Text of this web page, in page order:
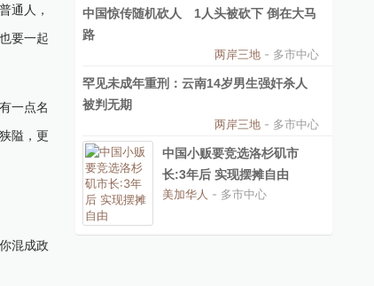
通人，
要一起
一点名
隘，更
混成政
中国惊传随机砍人 1人头被砍下 倒在大马
路
两岸三地 - 多市中心
罕见未成年重刑：云南14岁男生强奸杀人
被判无期
两岸三地 - 多市中心
中国小贩要竞选洛杉矶市
长:3年后 实现摆摊自由
美加华人 - 多市中心